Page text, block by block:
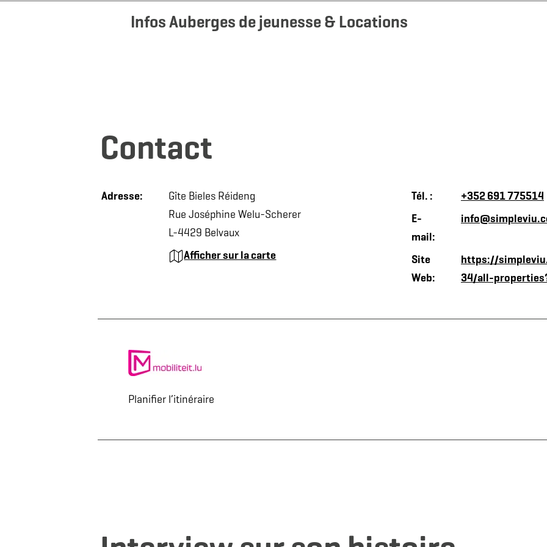
Infos Auberges de jeunesse & Locations
Contact
Adresse:
Gîte Bieles Réideng
Rue Joséphine Welu-Scherer
L-4429 Belvaux
Afficher sur la carte
Tél. :
+352 691 775514
E-
mail:
Site
Web:
https://
34/all-
Planifier l’itinéraire